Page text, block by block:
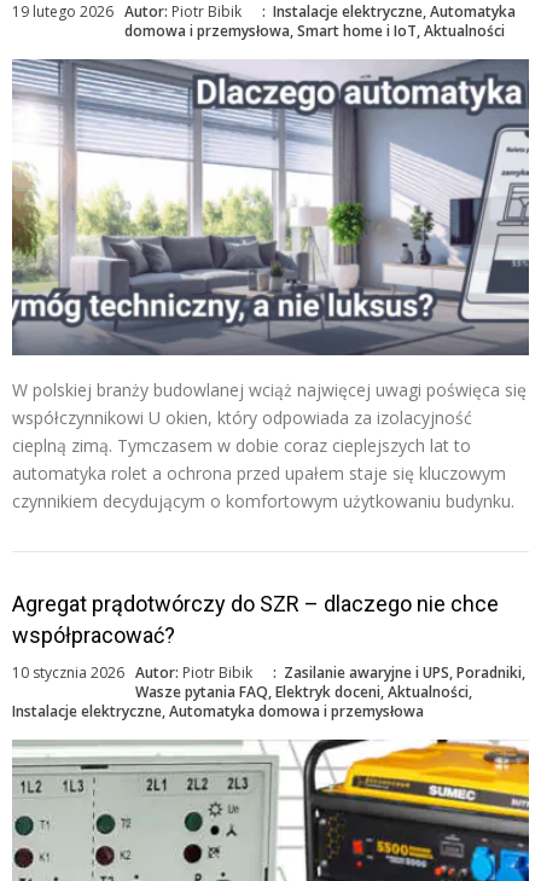
Autor: Piotr Bibik
19 lutego 2026 : Instalacje elektryczne,Automatyka
domowa i przemysłowa,Smart home i IoT,Aktualności
W polskiej branży budowlanej wciąż najwięcej uwagi poświęca się
współczynnikowi U okien, który odpowiada za izolacyjność
cieplną zimą. Tymczasem w dobie coraz cieplejszych lat to
automatyka rolet a ochrona przed upałem staje się kluczowym
czynnikiem decydującym o komfortowym użytkowaniu budynku.
Agregat prądotwórczy do SZR – dlaczego nie chce
współpracować?
Autor: Piotr Bibik
10 stycznia 2026 : Zasilanie awaryjne i UPS,Poradniki,
Wasze pytania FAQ,Elektryk doceni,Aktualności,
Instalacje elektryczne,Automatyka domowa i przemysłowa